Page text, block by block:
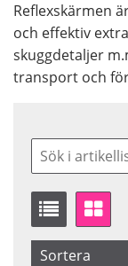
Reflexskärmen
och effektiv
skuggdetaljer
transport och
Sortera